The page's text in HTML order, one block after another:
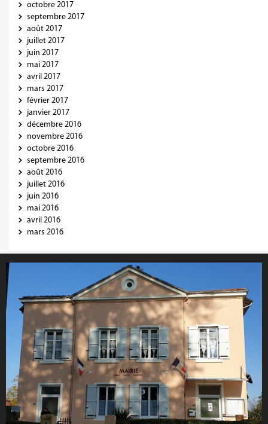
octobre 2017
septembre 2017
août 2017
juillet 2017
juin 2017
mai 2017
avril 2017
mars 2017
février 2017
janvier 2017
décembre 2016
novembre 2016
octobre 2016
septembre 2016
août 2016
juillet 2016
juin 2016
mai 2016
avril 2016
mars 2016